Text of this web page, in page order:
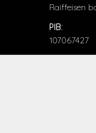
Raiffeisen
PIB:
107067427